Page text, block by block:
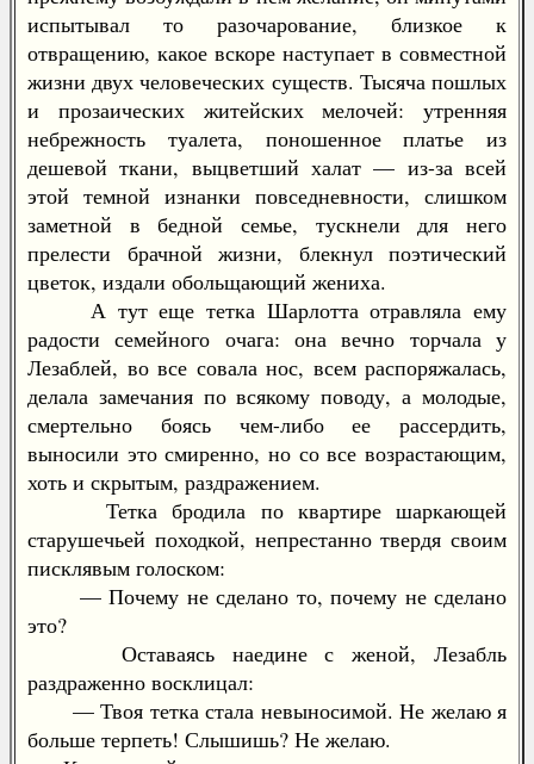
испытывал то разочарование, близкое к
отвращению, какое вскоре наступает в совместной
жизни двух человеческих существ. Тысяча пошлых
и прозаических житейских мелочей: утренняя
небрежность туалета, поношенное платье из
дешевой ткани, выцветший халат — из-за всей
этой темной изнанки повседневности, слишком
заметной в бедной семье, тускнели для него
прелести брачной жизни, блекнул поэтический
цветок, издали обольщающий жениха.
А тут еще тетка Шарлотта отравляла ему
радости семейного очага: она вечно торчала у
Лезаблей, во все совала нос, всем распоряжалась,
делала замечания по всякому поводу, а молодые,
смертельно боясь чем-либо ее рассердить,
выносили это смиренно, но со все возрастающим,
хоть и скрытым, раздражением.
Тетка бродила по квартире шаркающей
старушечьей походкой, непрестанно твердя своим
писклявым голоском:
— Почему не сделано то, почему не сделано
это?
Оставаясь наедине с женой, Лезабль
раздраженно восклицал:
— Твоя тетка стала невыносимой. Не желаю я
больше терпеть! Слышишь? Не желаю.